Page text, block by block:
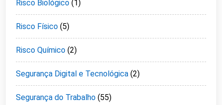
Risco Biológico (1)
Risco Físico (5)
Risco Químico (2)
Segurança Digital e Tecnológica (2)
Segurança do Trabalho (55)